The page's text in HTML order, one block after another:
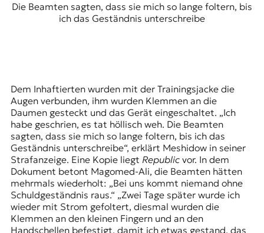
uDie Beamten sagten, dass sie mich so lange foltern, bis
ich das Geständnis unterschreibe
Dem Inhaftierten wurden mit der Trainingsjacke die
Augen verbunden, ihm wurden Klemmen an die
Daumen gesteckt und das Gerät eingeschaltet. „Ich
habe geschrien, es tat höllisch weh. Die Beamten
sagten, dass sie mich so lange foltern, bis ich das
Geständnis unterschreibe“, erklärt Meshidow in seiner
Strafanzeige. Eine Kopie liegt Republicvor. In dem
Dokument betont Magomed-Ali, die Beamten hätten
mehrmals wiederholt: „Bei uns kommt niemand ohne
Schuldgeständnis raus.“ „Zwei Tage später wurde ich
wieder mit Strom gefoltert, diesmal wurden die
Klemmen an den kleinen Fingern und an den
Handschellen befestigt, damit ich etwas gestand, das